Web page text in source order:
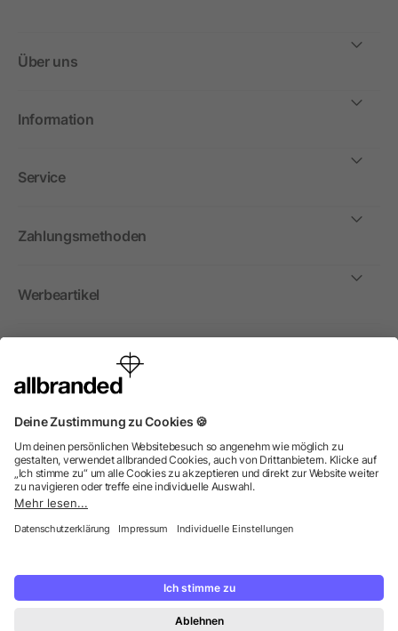
Über uns
Information
Service
Zahlungsmethoden
Werbeartikel
International
Wir verkaufen Werbeartikel, Werbemittel und
Vereine. Alle Preise zzgl. MwSt.